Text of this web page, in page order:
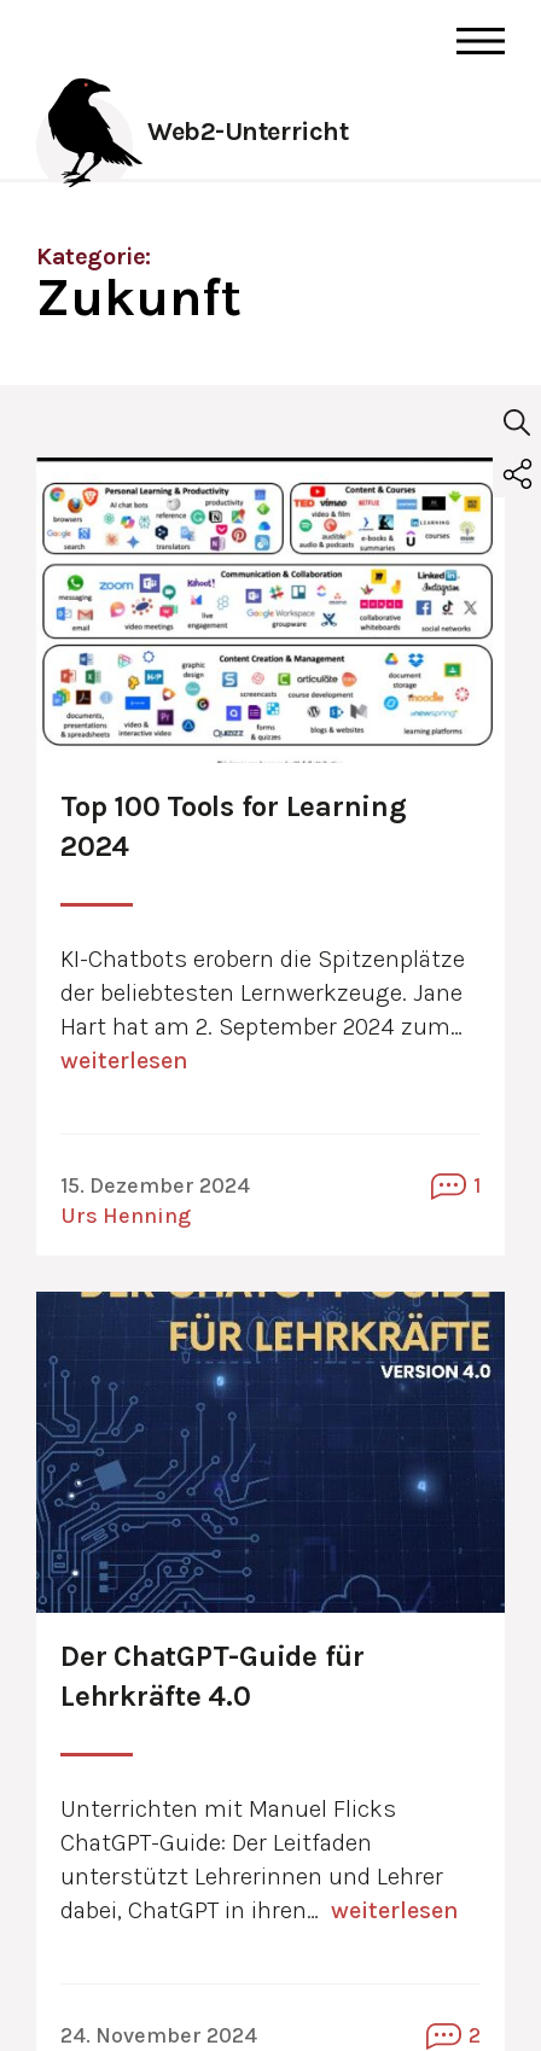
Web2-Unterricht
Kategorie:
Zukunft
Top 100 Tools for Learning
2024
KI-Chatbots erobern die Spitzenplätze
der beliebtesten Lernwerkzeuge. Jane
Hart hat am 2. September 2024 zum…
weiterlesen
15. Dezember 2024
Urs Henning
1
Der ChatGPT-Guide für
Lehrkräfte 4.0
Unterrichten mit Manuel Flicks
ChatGPT-Guide: Der Leitfaden
unterstützt Lehrerinnen und Lehrer
dabei, ChatGPT in ihren… weiterlesen
24. November 2024
2